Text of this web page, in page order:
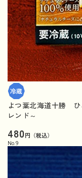
よつ葉北海道十勝 ひ
レンド～
480円（税込）
No. 9